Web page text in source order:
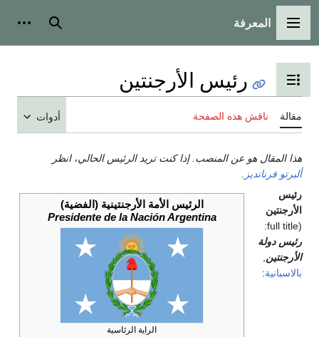
القائمة الرئيسية
المعرفة بحث
تبديل عرض جدول المحتويات
رئيس الأرجنتين
مقالة ناقش هذه الصفحة أدوات
هذا المقال هو عن المنصب. إذا كنت تريد الرئيس الحالي، انظر
ألبرتو فرنانديز
الرئيس الأمة الأرجنتينية (الفضية)
Presidente de la Nación Argentina
الراية الرئاسية
رئيس
الأرجنتين
(full title:
رئيس دولة
الأرجنتين
بالاسبانية: